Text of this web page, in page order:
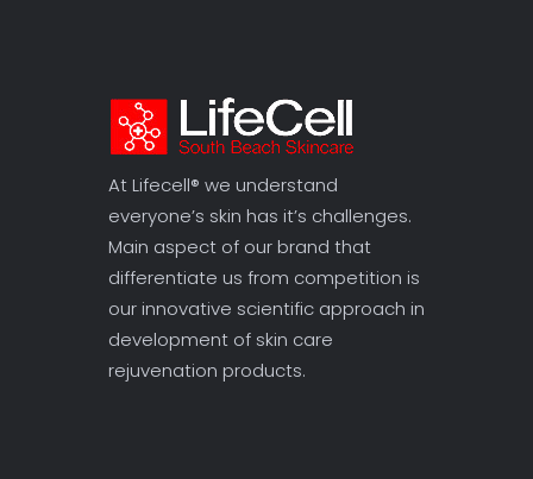
At Lifecell® we understand
everyone’s skin has it’s challenges.
Main aspect of our brand that
differentiate us from competition is
our innovative scientific approach in
development of skin care
rejuvenation products.